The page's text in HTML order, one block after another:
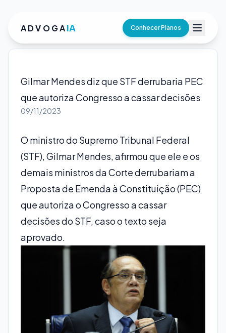
ADVOGAIA Conhecer Planos
Gilmar Mendes diz que STF derrubaria PEC
que autoriza Congresso a cassar decisões
09/11/2023
O ministro do Supremo Tribunal Federal
(STF), Gilmar Mendes, afirmou que ele e os
demais ministros da Corte derrubariam a
Proposta de Emenda à Constituição (PEC)
que autoriza o Congresso a cassar
decisões do STF, caso o texto seja
aprovado.